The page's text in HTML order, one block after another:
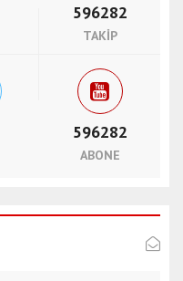
596282
TAKIP
596282
ABONE